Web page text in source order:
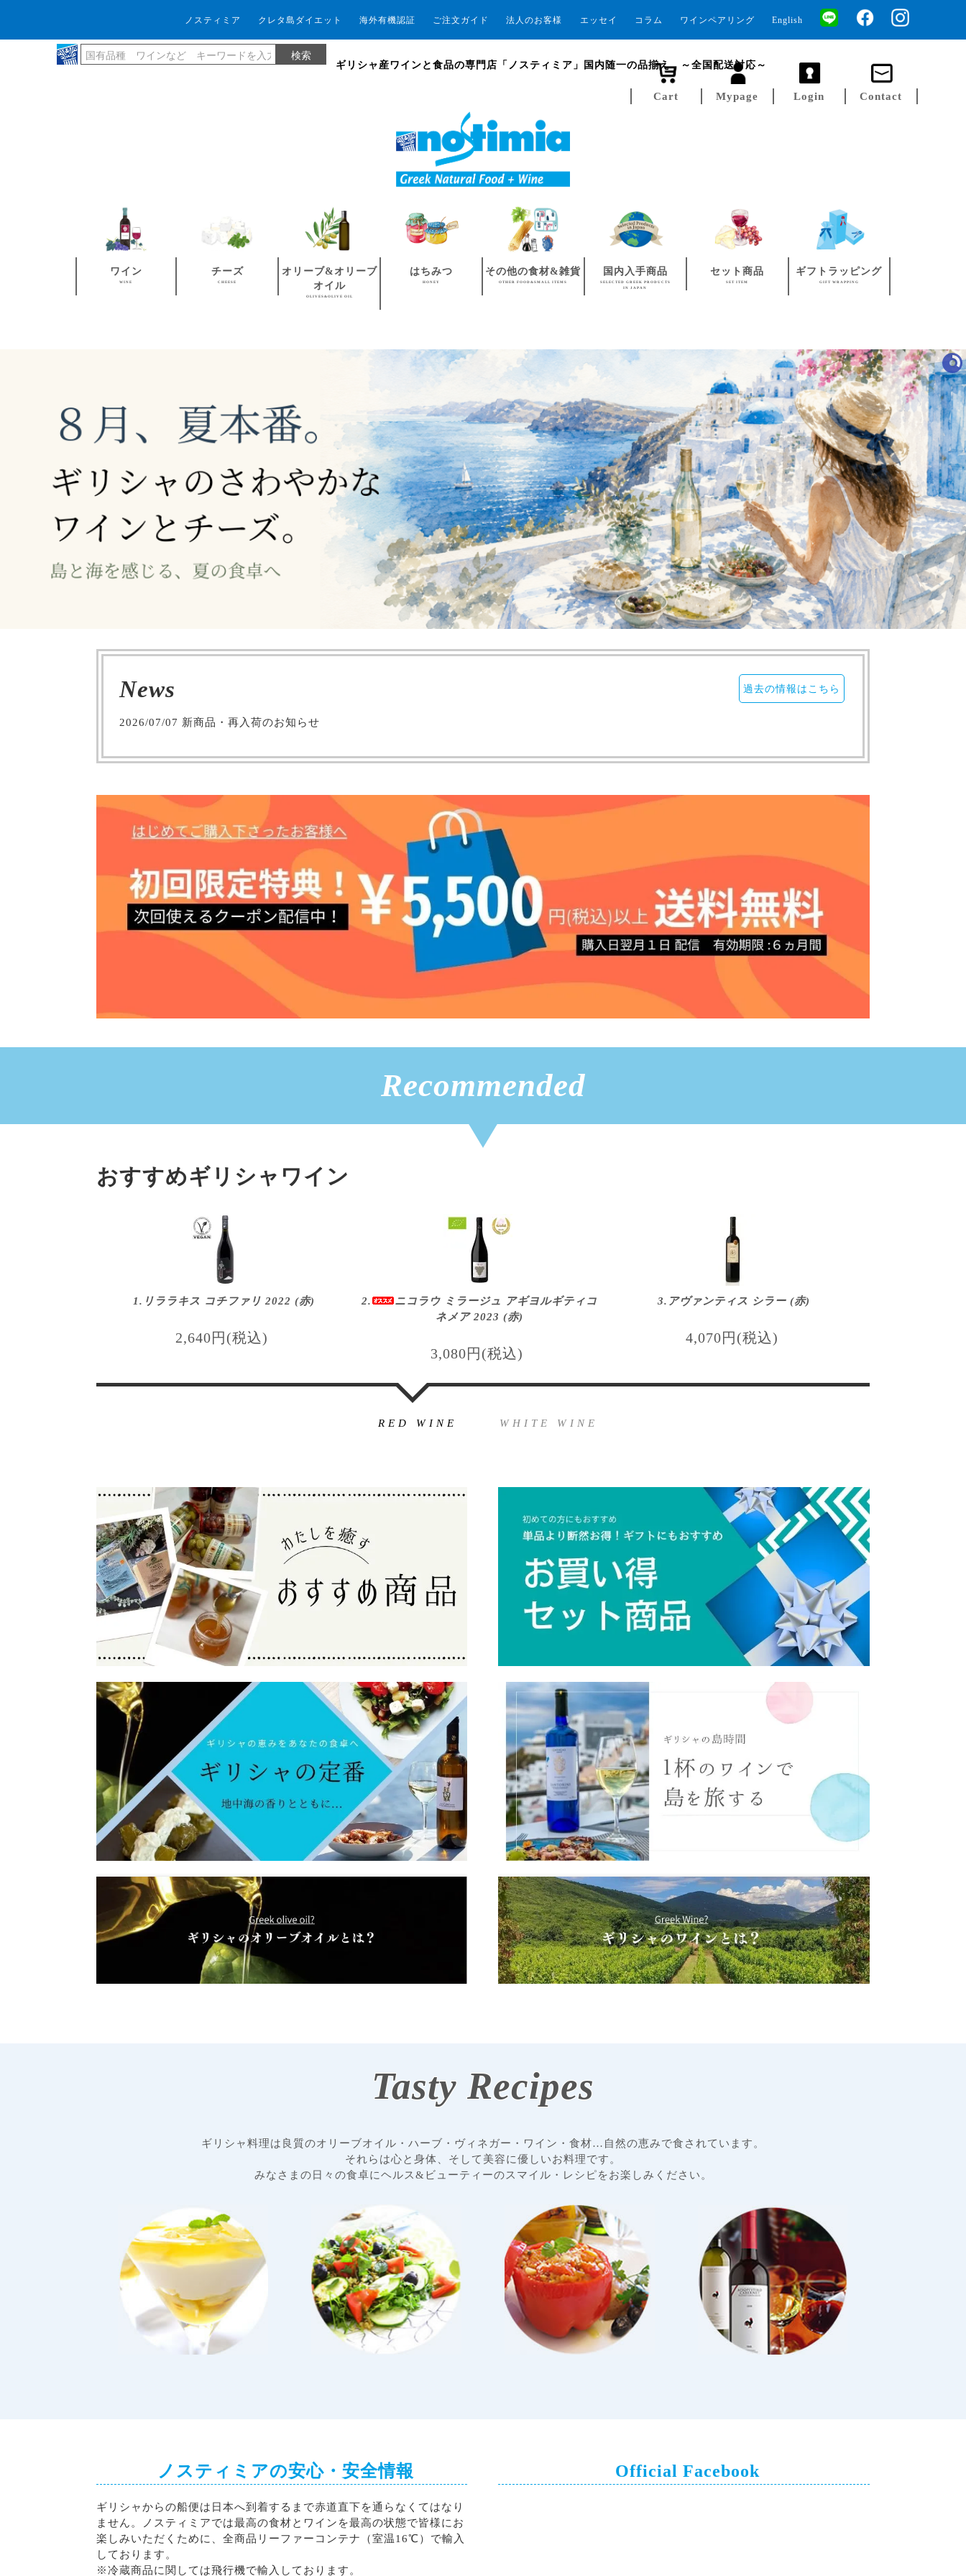
English
ワインペアリング
コラム
エッセイ
法人のお客様
ご注文ガイド
海外有機認証
クレタ島ダイエット
ノスティミア
ギリシャ産ワインと食品の専門店「ノスティミア」国内随一の品揃え ～全国配送対応～
Contact
Login
Mypage
Cart
ワイン
WINE
チーズ
CHEESE
オリーブ&オリーブ
オイル
OLIVES&OLIVE OIL
はちみつ
HONEY
その他の食材&雑貨
OTHER FOOD&SMALL ITEMS
国内入手商品
SELECTED GREEK PRODUCTS
IN JAPAN
セット商品
SET ITEM
ギフトラッピング
GIFT WRAPPING
News
2026/07/07 新商品・再入荷のお知らせ
過去の情報はこちら
Recommended
おすすめギリシャワイン
1.リララキス コチファリ 2022 (赤)
2,640円(税込)
2.
ニコラウ ミラージュ アギヨルギティコ
ネメア 2023 (赤)
3,080円(税込)
3.アヴァンティス シラー (赤)
4,070円(税込)
RED WINE WHITE WINE
Tasty Recipes
ギリシャ料理は良質のオリーブオイル・ハーブ・ヴィネガー・ワイン・食材…自然の恵みで食されています。
それらは心と身体、そして美容に優しいお料理です。
みなさまの日々の食卓にヘルス&ビューティーのスマイル・レシピをお楽しみください。
ノスティミアの安心・安全情報
ギリシャからの船便は日本へ到着するまで赤道直下を通らなくてはなり
ません。ノスティミアでは最高の食材とワインを最高の状態で皆様にお
楽しみいただくために、全商品リーファーコンテナ（室温16℃）で輸入
しております。
※冷蔵商品に関しては飛行機で輸入しております。
Official Facebook